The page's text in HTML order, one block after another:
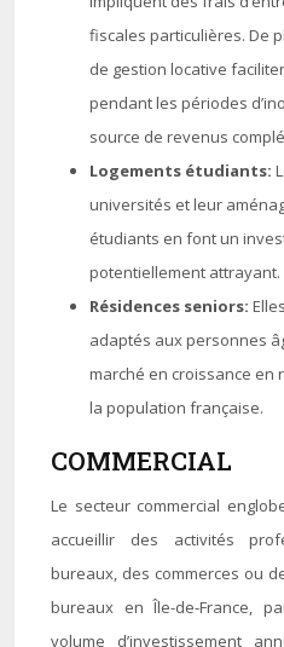
fiscales particulières. De
de gestion locative
pendant les périodes
source de revenus
Logements étudiants:
universités et leur
étudiants en font un
potentiellement attrayant.
Résidences seniors:
adaptés aux personnes
marché en croissance en
la population française.
COMMERCIAL
Le secteur commercial
accueillir des activités
bureaux, des commerces ou
bureaux en Île-de-France,
volume d’investissement